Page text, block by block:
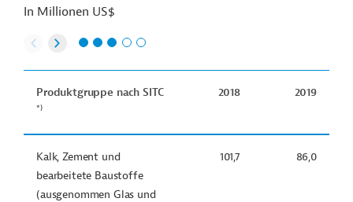
In Millionen US$
Produktgruppe nach SITC
*)
2018 2019
Kalk, Zement und
bearbeitete Baustoffe
(ausgenommen Glas und
101,7 86,0